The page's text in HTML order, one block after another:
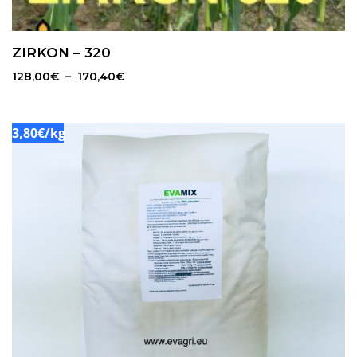
ZIRKON – 320
128,00€ – 170,40€Plage
3,80€/kg